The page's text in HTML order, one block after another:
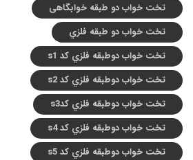
تخت خواب دو طبقه خوابگاهی
تخت خواب دو طبقه فلزي
تخت خواب دوطبقه فلزي کد s1
تخت خواب دوطبقه فلزي کد s2
تخت خواب دوطبقه فلزي کدs3
تخت خواب دوطبقه فلزي کد s4
تخت خواب دوطبقه فلزي کد s5